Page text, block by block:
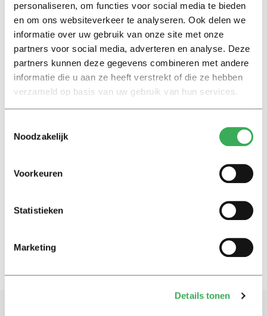
personaliseren, om functies voor social media te bieden
en om ons websiteverkeer te analyseren. Ook delen we
informatie over uw gebruik van onze site met onze
partners voor social media, adverteren en analyse. Deze
partners kunnen deze gegevens combineren met andere
informatie die u aan ze heeft verstrekt of die ze hebben
verzameld op basis van uw gebruik van hun services.
Noodzakelijk
Voorkeuren
Statistieken
Marketing
Details tonen
Vitaliteitsprogramma Tilburg
University genomineerd voor
ENAS-award
01 november 2018
Nieuws
Een beetje emotionele chantage